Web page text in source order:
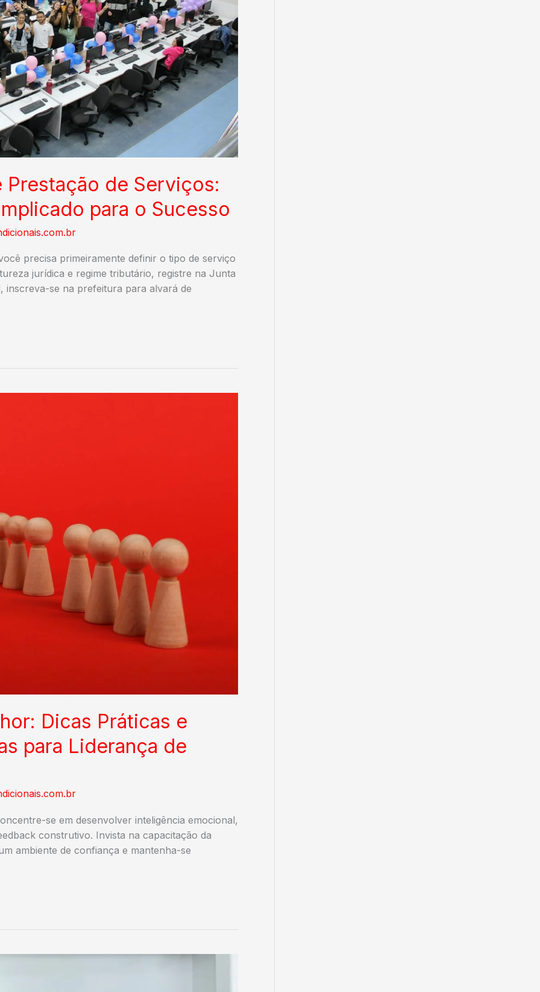
Prestação de Serviços:
para o Sucesso
precisa primeiramente definir o tipo de serviço
jurídica e regime tributário, registre na Junta
inscreva-se na prefeitura para alvará de
Dicas Práticas e
para Liderança de
se em desenvolver inteligência emocional,
construtivo. Invista na capacitação da
ambiente de confiança e mantenha-se